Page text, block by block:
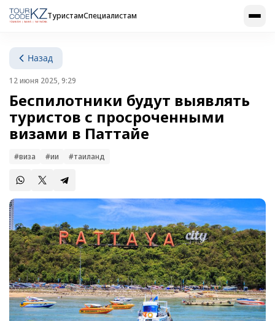
ТуристамСпециалистам
Назад
12 июня 2025, 9:29
Беспилотники будут выявлять
туристов с просроченными
визами в Паттайе
#виза #ии #таиланд